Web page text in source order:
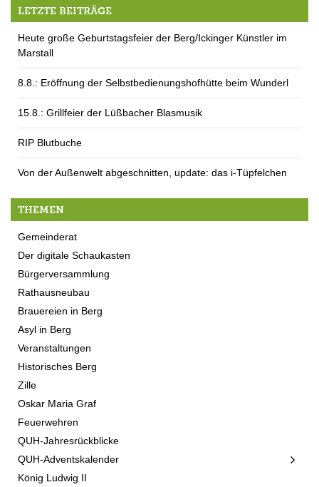
LETZTE BEITRÄGE
Heute große Geburtstagsfeier der Berg/Ickinger Künstler im
Marstall
8.8.: Eröffnung der Selbstbedienungshofhütte beim Wunderl
15.8.: Grillfeier der Lüßbacher Blasmusik
RIP Blutbuche
Von der Außenwelt abgeschnitten, update: das i-Tüpfelchen
THEMEN
Gemeinderat
Der digitale Schaukasten
Bürgerversammlung
Rathausneubau
Brauereien in Berg
Asyl in Berg
Veranstaltungen
Historisches Berg
Zille
Oskar Maria Graf
Feuerwehren
QUH-Jahresrückblicke
QUH-Adventskalender
König Ludwig II